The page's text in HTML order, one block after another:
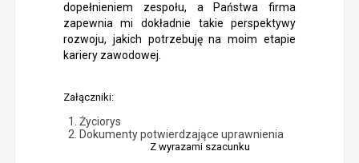
dopełnieniem zespołu, a Państwa firma
zapewnia mi dokładnie takie perspektywy
rozwoju, jakich potrzebuję na moim etapie
kariery zawodowej.
Załączniki:
Życiorys
Dokumenty potwierdzające uprawnienia
Z wyrazami szacunku